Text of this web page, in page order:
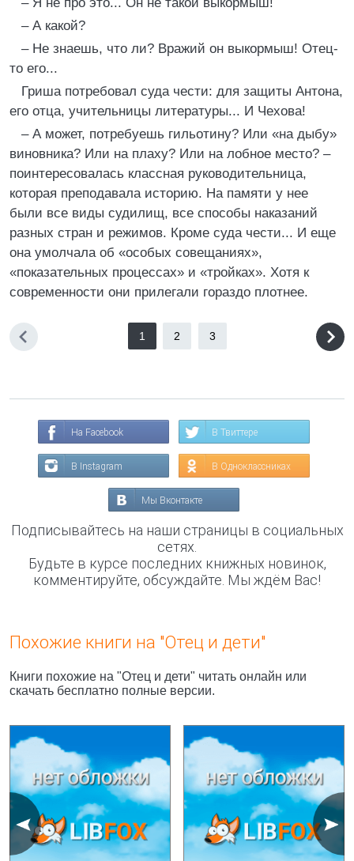
– А какой?
– Не знаешь, что ли? Вражий он выкормыш! Отец-
то его...
Гриша потребовал суда чести: для защиты Антона,
его отца, учительницы литературы... И Чехова!
– А может, потребуешь гильотину? Или «на дыбу»
виновника? Или на плаху? Или на лобное место? –
поинтересовалась классная руководительница,
которая преподавала историю. На памяти у нее
были все виды судилищ, все способы наказаний
разных стран и режимов. Кроме суда чести... И еще
она умолчала об «особых совещаниях»,
«показательных процессах» и «тройках». Хотя к
современности они прилегали гораздо плотнее.
1 2 3
На Facebook В Твиттере
В Instagram В Одноклассниках
Мы Вконтакте
Подписывайтесь на наши страницы в социальных
сетях.
Будьте в курсе последних книжных новинок,
комментируйте, обсуждайте. Мы ждём Вас!
Похожие книги на "Отец и дети"
Книги похожие на "Отец и дети" читать онлайн или
скачать бесплатно полные версии.